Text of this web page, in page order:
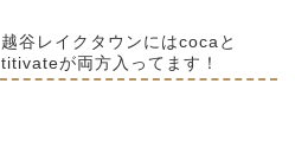
越谷レイクタウンにはcocaと
titivateが両方入ってます！